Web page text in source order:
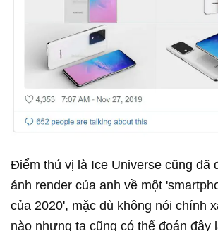
Điểm thú vị là Ice Universe cũng đã
ảnh render của anh về một
của 2020', mặc dù không nói chính
nào nhưng ta cũng có thể đoán đây